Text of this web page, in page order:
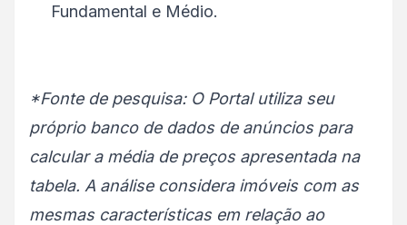
Fundamental e Médio.
*Fonte de pesquisa: O Portal utiliza seu
próprio banco de dados de anúncios para
calcular a média de preços apresentada na
tabela. A análise considera imóveis com as
mesmas características em relação ao